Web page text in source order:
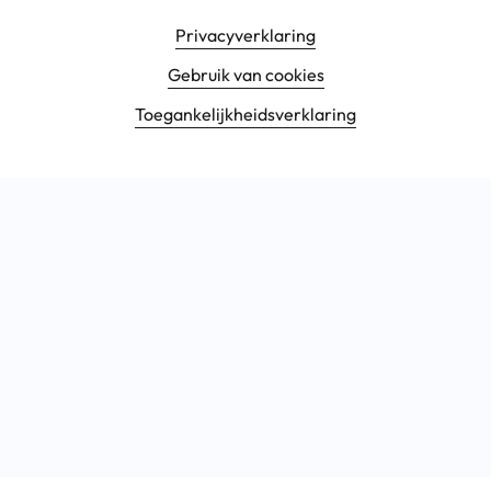
Footer navigatie
Privacyverklaring
Gebruik van cookies
Toegankelijkheids­verklaring